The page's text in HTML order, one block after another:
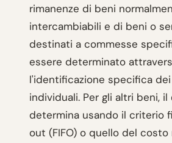
rimanenze di beni
intercambiabili e di beni o
destinati a commesse
essere determinato
l'identificazione specifica
individuali. Per gli altri beni,
determina usando il criterio
out (FIFO) o quello del costo